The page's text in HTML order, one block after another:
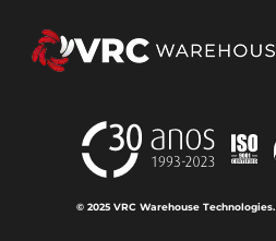
© 2025 VRC Warehouse Technologies.